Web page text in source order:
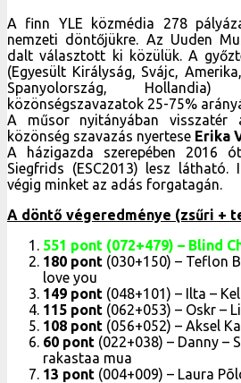
A finn YLE közmédia 278
nemzeti döntőjükre. Az Uuden
dalt választott ki közülük. A
(Egyesült Királyság, Svájc,
Spanyolország,
közönségszavazatok 25-75%
A műsor nyitányában
közönség szavazás nyertese Erika
A házigazda szerepében 2016
Siegfrids (ESC2013) lesz
végig minket az adás forgatagán.
A döntő végeredménye (zsűri +
551 pont (072+479) – Blind
180 pont (030+150) – Teflon
love you
149 pont (048+101) – Ilta –
115 pont (062+053) – Oskr –
108 pont (056+052) – Aksel
60 pont (022+038) – Danny –
rakastaa mua
13 pont (004+009) – Laura